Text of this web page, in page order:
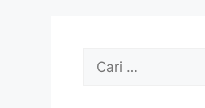
Cari